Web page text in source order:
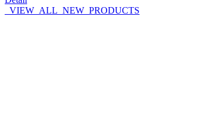
_VIEW_ALL_NEW_PRODUCTS